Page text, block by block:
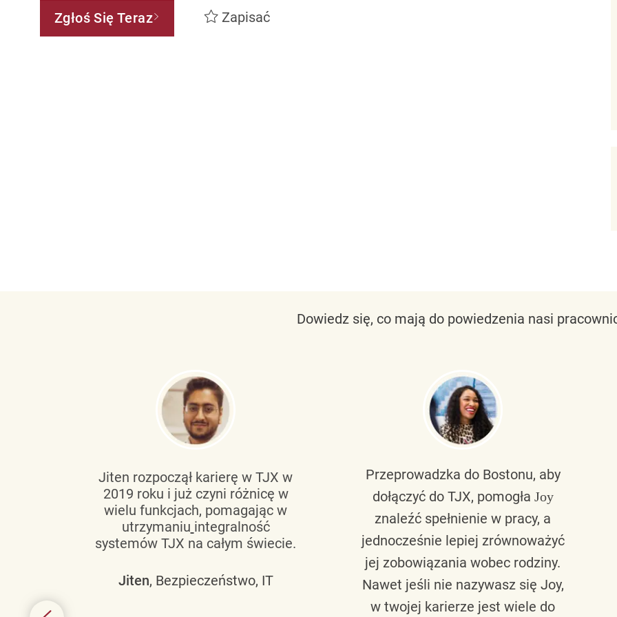
Zgłoś Się Teraz Zapisać
Dowiedz się, co mają do powiedzenia nasi
Jiten rozpoczął karierę w TJX w
2019 roku i już czyni różnicę w
wielu funkcjach, pomagając w
utrzymaniu integralność
systemów TJX na całym świecie.
Jiten, Bezpieczeństwo, IT
Przeprowadzka do Bostonu, aby
dołączyć do TJX, pomogła Joy
znaleźć spełnienie w pracy, a
jednocześnie lepiej zrównoważyć
jej zobowiązania wobec rodziny.
Nawet jeśli nie nazywasz się Joy,
w twojej karierze jest wiele do